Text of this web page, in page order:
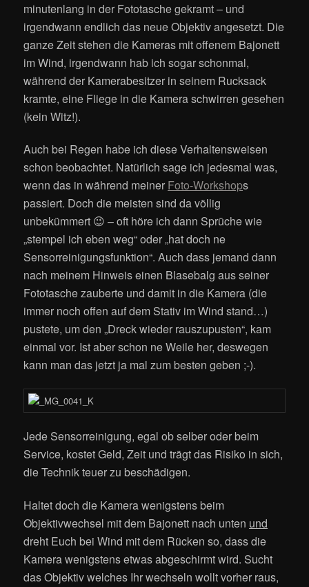
minutenlang in der Fototasche gekramt – und
irgendwann endlich das neue Objektiv angesetzt. Die
ganze Zeit stehen die Kameras mit offenem Bajonett
im Wind, irgendwann hab ich sogar schonmal,
während der Kamerabesitzer in seinem Rucksack
kramte, eine Fliege in die Kamera schwirren gesehen
(kein Witz!).
Auch bei Regen habe ich diese Verhaltensweisen
schon beobachtet. Natürlich sage ich jedesmal was,
wenn das in während meiner Foto-Workshops
passiert. Doch die meisten sind da völlig
unbekümmert 😉 – oft höre ich dann Sprüche wie
„stempel ich eben weg“ oder „hat doch ne
Sensorreinigungsfunktion“. Auch dass jemand dann
nach meinem Hinweis einen Blasebalg aus seiner
Fototasche zauberte und damit in die Kamera (die
immer noch offen auf dem Stativ im Wind stand…)
pustete, um den „Dreck wieder rauszupusten“, kam
einmal vor. Ist aber schon ne Weile her, deswegen
kann man das jetzt ja mal zum besten geben ;-).
Jede Sensorreinigung, egal ob selber oder beim
Service, kostet Geld, Zeit und trägt das Risiko in sich,
die Technik teuer zu beschädigen.
Haltet doch die Kamera wenigstens beim
Objektivwechsel mit dem Bajonett nach unten und
dreht Euch bei Wind mit dem Rücken so, dass die
Kamera wenigstens etwas abgeschirmt wird. Sucht
das Objektiv welches Ihr wechseln wollt vorher raus,